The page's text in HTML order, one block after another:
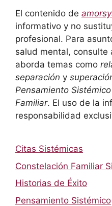
El contenido de
informativo y no
profesional. Para
salud mental, consulte
aborda temas como
separación y
Pensamiento Sistémico
Familiar. El uso de la
responsabilidad
Citas Sistémicas
Constelación Familiar
Historias de Éxito
Pensamiento Sistémico